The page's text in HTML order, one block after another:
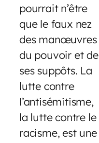
pourrait n’être
que le faux nez
des manœuvres
du pouvoir et de
ses suppôts. La
lutte contre
l’antisémitisme,
la lutte contre le
racisme, est une